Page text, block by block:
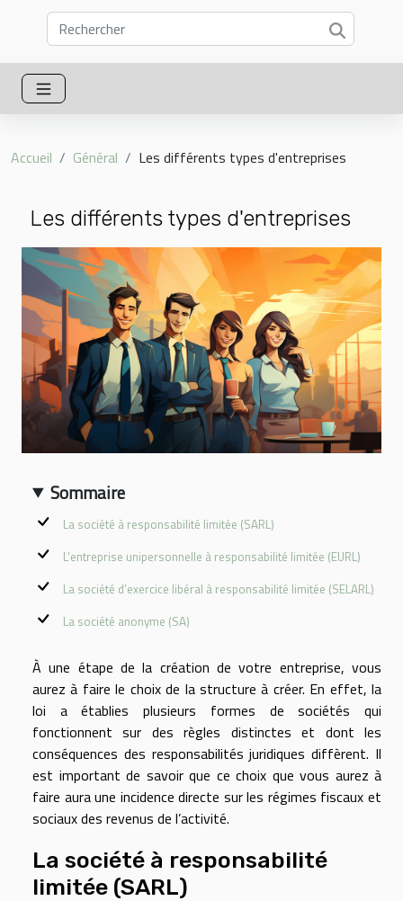
Accueil Général Les différents types d'entreprises
Les différents types d'entreprises
Sommaire
La société à responsabilité limitée (SARL)
L’entreprise unipersonnelle à responsabilité limitée (EURL)
La société d’exercice libéral à responsabilité limitée (SELARL)
La société anonyme (SA)
À une étape de la création de votre entreprise, vous
aurez à faire le choix de la structure à créer. En effet, la
loi a établies plusieurs formes de sociétés qui
fonctionnent sur des règles distinctes et dont les
conséquences des responsabilités juridiques diffèrent. Il
est important de savoir que ce choix que vous aurez à
faire aura une incidence directe sur les régimes fiscaux et
sociaux des revenus de l’activité.
La société à responsabilité
limitée (SARL)